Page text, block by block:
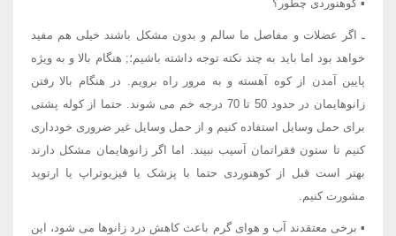
▪ کوهنوردی چطور؟
ـ اگر عضلات و مفاصل ما سالم و بدون مشکل باشند خیلی هم مفید
خواهد بود اما باید به چند نکته توجه داشته باشیم؛; هنگام بالا و به ویژه
پایین آمدن از کوه آهسته و به مرور راه برویم. در هنگام بالا رفتن
زانوهایمان در حدود 50 تا 70 درجه خم می شوند. حتما از کوله پشتی
برای حمل وسایل استفاده کنیم و از حمل وسایل غیر ضروری خودداری
کنیم تا ستون فقراتمان آسیب نبیند. اما اگر زانوهایمان مشکل دارند
بهتر است قبل از کوهنوردی حتما با پزشک یا فیزیوتراپ یا ارتوپد
مشورت کنیم.
▪ برخی معتقدند آب و هوای گرم باعث کاهش درد زانوها می شود، این